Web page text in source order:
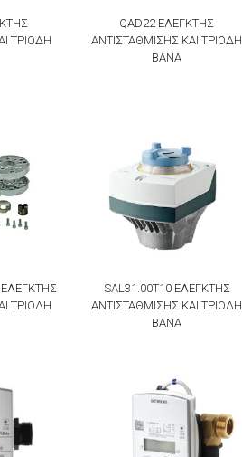
ΤΡΙΟΔΗ
QAD22 ΕΛΕΓΚΤΗΣ
ΑΝΤΙΣΤΑΘΜΙΣΗΣ KAI ΤΡΙΟΔΗ
ΒΑΝΑ
ΕΛΕΓΚΤΗΣ
ΤΡΙΟΔΗ
SAL31.00T10 ΕΛΕΓΚΤΗΣ
ΑΝΤΙΣΤΑΘΜΙΣΗΣ KAI ΤΡΙΟΔΗ
ΒΑΝΑ